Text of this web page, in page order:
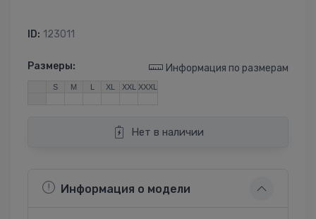
ID: 123011
Размеры: Информация по размерам
S M L XL XXL XXXL
Нет в наличии
Информация о модели